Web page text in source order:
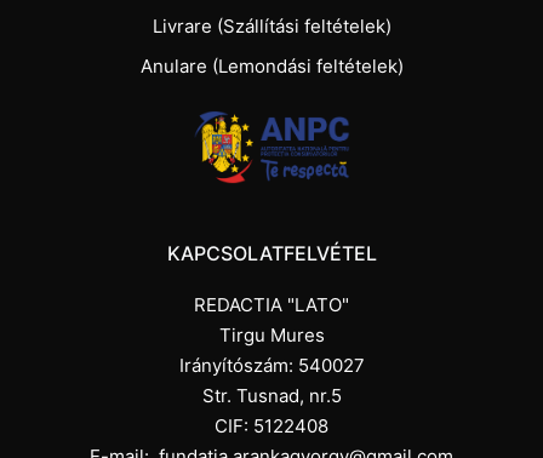
Livrare (Szállítási feltételek)
Anulare (Lemondási feltételek)
KAPCSOLATFELVÉTEL
REDACTIA "LATO"
Tirgu Mures
Irányítószám: 540027
Str. Tusnad, nr.5
CIF: 5122408